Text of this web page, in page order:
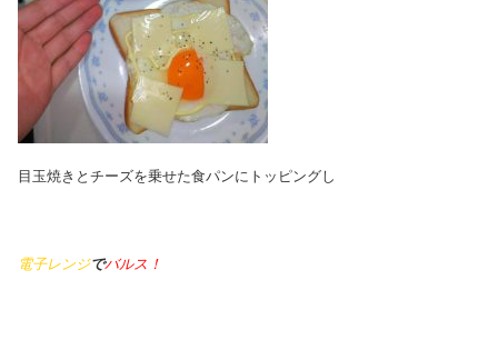
目玉焼きとチーズを乗せた食パンにトッピングし
電子レンジでバルス！